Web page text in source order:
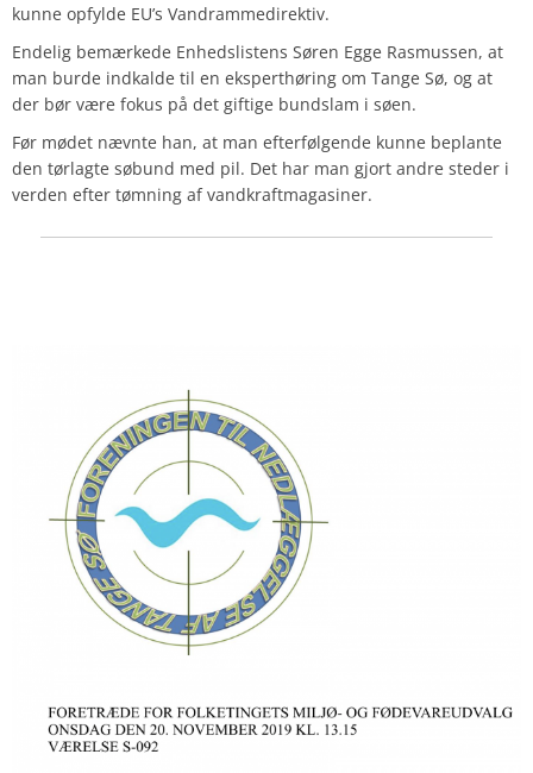
kunne opfylde EU’s Vandrammedirektiv.
Endelig bemærkede Enhedslistens Søren Egge Rasmussen, at
man burde indkalde til en eksperthøring om Tange Sø, og at
der bør være fokus på det giftige bundslam i søen.
Før mødet nævnte han, at man efterfølgende kunne beplante
den tørlagte søbund med pil. Det har man gjort andre steder i
verden efter tømning af vandkraftmagasiner.